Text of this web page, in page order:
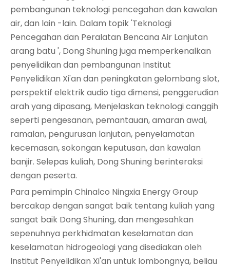
pembangunan teknologi pencegahan dan kawalan
air, dan lain -lain. Dalam topik 'Teknologi
Pencegahan dan Peralatan Bencana Air Lanjutan
arang batu ', Dong Shuning juga memperkenalkan
penyelidikan dan pembangunan Institut
Penyelidikan Xi'an dan peningkatan gelombang slot,
perspektif elektrik audio tiga dimensi, penggerudian
arah yang dipasang, Menjelaskan teknologi canggih
seperti pengesanan, pemantauan, amaran awal,
ramalan, pengurusan lanjutan, penyelamatan
kecemasan, sokongan keputusan, dan kawalan
banjir. Selepas kuliah, Dong Shuning berinteraksi
dengan peserta.
Para pemimpin Chinalco Ningxia Energy Group
bercakap dengan sangat baik tentang kuliah yang
sangat baik Dong Shuning, dan mengesahkan
sepenuhnya perkhidmatan keselamatan dan
keselamatan hidrogeologi yang disediakan oleh
Institut Penyelidikan Xi'an untuk lombongnya, beliau